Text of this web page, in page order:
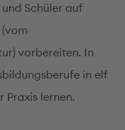
Schüler auf
vorbereiten. In
in elf
Praxis lernen.